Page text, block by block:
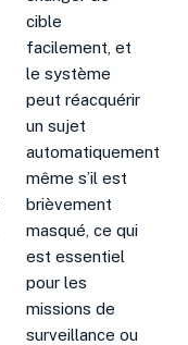
cible
facilement, et
le système
peut réacquérir
un sujet
automatiquement
même s’il est
brièvement
masqué, ce qui
est essentiel
pour les
missions de
surveillance ou